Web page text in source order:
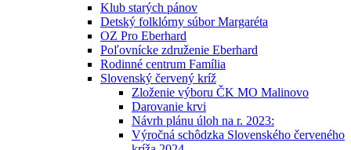
Klub starých pánov
Detský folklórny súbor Margaréta
OZ Pro Eberhard
Poľovnícke združenie Eberhard
Rodinné centrum Família
Slovenský červený kríž
Zloženie výboru ČK MO Malinovo
Darovanie krvi
Návrh plánu úloh na r. 2023:
Výročná schôdzka Slovenského červeného